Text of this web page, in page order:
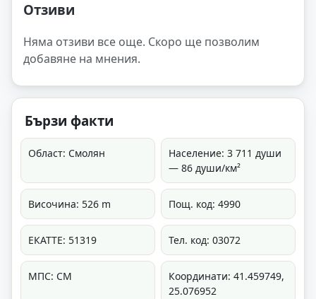
Отзиви
Няма отзиви все още. Скоро ще позволим
добавяне на мнения.
Бързи факти
Област: Смолян
Население: 3 711 души
— 86 души/км²
Височина: 526 m Пощ. код: 4990
ЕКАТТЕ: 51319 Тел. код: 03072
МПС: СМ
Координати: 41.459749,
25.076952